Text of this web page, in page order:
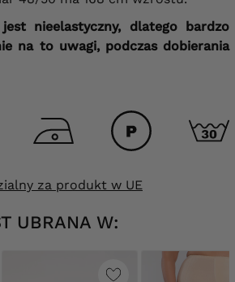
nieelastyczny, dlatego bardzo
na to uwagi, podczas dobierania
za produkt w UE
UBRANA W: